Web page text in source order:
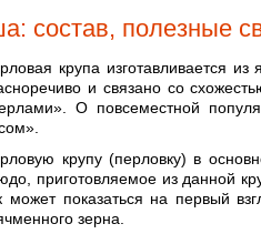
состав, полезные
крупа изготавливается из
и связано со
О повсеместной
крупу (перловку) в
приготовляемое из данной
может показаться на первый
зерна.